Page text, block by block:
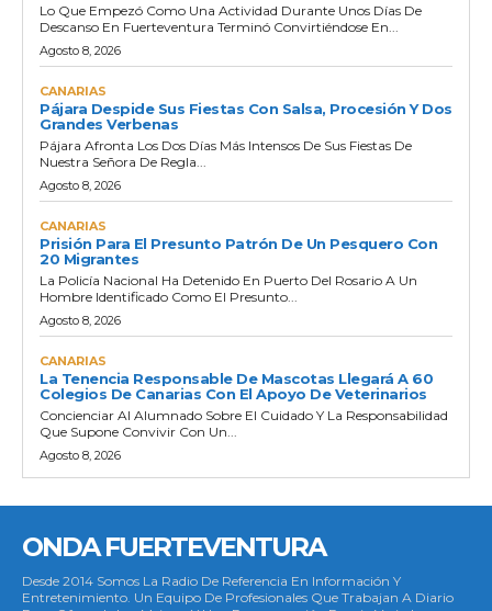
Lo Que Empezó Como Una Actividad Durante Unos Días De
Descanso En Fuerteventura Terminó Convirtiéndose En...
Agosto 8, 2026
CANARIAS
Pájara Despide Sus Fiestas Con Salsa, Procesión Y Dos
Grandes Verbenas
Pájara Afronta Los Dos Días Más Intensos De Sus Fiestas De
Nuestra Señora De Regla...
Agosto 8, 2026
CANARIAS
Prisión Para El Presunto Patrón De Un Pesquero Con
20 Migrantes
La Policía Nacional Ha Detenido En Puerto Del Rosario A Un
Hombre Identificado Como El Presunto...
Agosto 8, 2026
CANARIAS
La Tenencia Responsable De Mascotas Llegará A 60
Colegios De Canarias Con El Apoyo De Veterinarios
Concienciar Al Alumnado Sobre El Cuidado Y La Responsabilidad
Que Supone Convivir Con Un...
Agosto 8, 2026
ONDA FUERTEVENTURA
Desde 2014 Somos La Radio De Referencia En Información Y
Entretenimiento. Un Equipo De Profesionales Que Trabajan A Diario